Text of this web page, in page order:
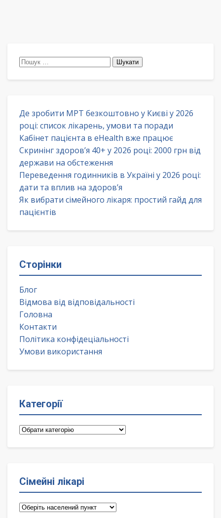
Пошук:
Де зробити МРТ безкоштовно у Києві у 2026
році: список лікарень, умови та поради
Кабінет пацієнта в eHealth вже працює
Скринінг здоров’я 40+ у 2026 році: 2000 грн від
держави на обстеження
Переведення годинників в Україні у 2026 році:
дати та вплив на здоров’я
Як вибрати сімейного лікаря: простий гайд для
пацієнтів
Сторінки
Блог
Відмова від відповідальності
Головна
Контакти
Політика конфідеціальності
Умови використання
Категорії
Категорії
Сімейні лікарі
Сімейні